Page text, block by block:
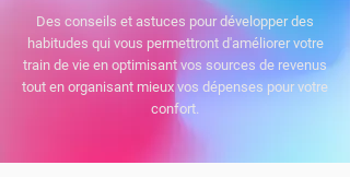
Des conseils et astuces pour développer des
habitudes qui vous permettront d'améliorer votre
train de vie en optimisant vos sources de revenus
tout en organisant mieux vos dépenses pour votre
confort.